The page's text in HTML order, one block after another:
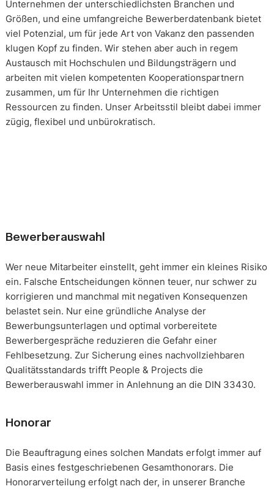
Unternehmen der unterschiedlichsten Branchen und
Größen, und eine umfangreiche Bewerberdatenbank bietet
viel Potenzial, um für jede Art von Vakanz den passenden
klugen Kopf zu finden. Wir stehen aber auch in regem
Austausch mit Hochschulen und Bildungsträgern und
arbeiten mit vielen kompetenten Kooperationspartnern
zusammen, um für Ihr Unternehmen die richtigen
Ressourcen zu finden. Unser Arbeitsstil bleibt dabei immer
zügig, flexibel und unbürokratisch.
Bewerberauswahl
Wer neue Mitarbeiter einstellt, geht immer ein kleines Risiko
ein. Falsche Entscheidungen können teuer, nur schwer zu
korrigieren und manchmal mit negativen Konsequenzen
belastet sein. Nur eine gründliche Analyse der
Bewerbungsunterlagen und optimal vorbereitete
Bewerbergespräche reduzieren die Gefahr einer
Fehlbesetzung. Zur Sicherung eines nachvollziehbaren
Qualitätsstandards trifft People & Projects die
Bewerberauswahl immer in Anlehnung an die DIN 33430.
Honorar
Die Beauftragung eines solchen Mandats erfolgt immer auf
Basis eines festgeschriebenen Gesamthonorars. Die
Honorarverteilung erfolgt nach der, in unserer Branche